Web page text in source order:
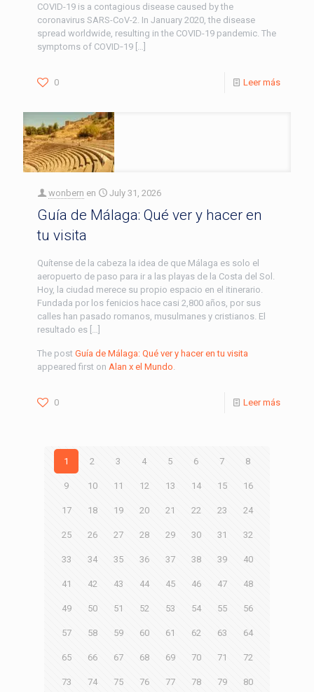
COVID-19 is a contagious disease caused by the
coronavirus SARS-CoV-2. In January 2020, the disease
spread worldwide, resulting in the COVID-19 pandemic. The
symptoms of COVID‑19
0 Leer más
wonbern en July 31, 2026
Guía de Málaga: Qué ver y hacer en
tu visita
Quítense de la cabeza la idea de que Málaga es solo el
aeropuerto de paso para ir a las playas de la Costa del Sol.
Hoy, la ciudad merece su propio espacio en el itinerario.
Fundada por los fenicios hace casi 2,800 años, por sus
calles han pasado romanos, musulmanes y cristianos. El
resultado es […]
The post Guía de Málaga: Qué ver y hacer en tu visita
appeared first on Alan x el Mundo
0 Leer más
1 2 3 4 5 6 7 8
9 10 11 12 13 14 15 16
17 18 19 20 21 22 23 24
25 26 27 28 29 30 31 32
33 34 35 36 37 38 39 40
41 42 43 44 45 46 47 48
49 50 51 52 53 54 55 56
57 58 59 60 61 62 63 64
65 66 67 68 69 70 71 72
73 74 75 76 77 78 79 80